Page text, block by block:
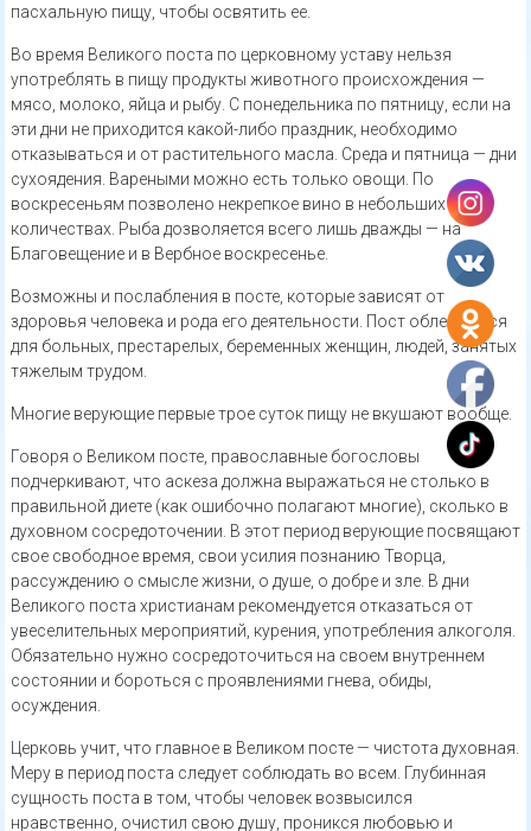
пасхальную пищу, чтобы освятить ее.
Во время Великого поста по церковному уставу нельзя
употреблять в пищу продукты животного происхождения —
мясо, молоко, яйца и рыбу. С понедельника по пятницу, если на
эти дни не приходится какой-либо праздник, необходимо
отказываться и от растительного масла. Среда и пятница — дни
сухоядения. Вареными можно есть только овощи. По
воскресеньям позволено некрепкое вино в небольших
количествах. Рыба дозволяется всего лишь дважды — на
Благовещение и в Вербное воскресенье.
Возможны и послабления в посте, которые зависят от
здоровья человека и рода его деятельности. Пост облегчается
для больных, престарелых, беременных женщин, людей, занятых
тяжелым трудом.
Многие верующие первые трое суток пищу не вкушают вообще.
Говоря о Великом посте, православные богословы
подчеркивают, что аскеза должна выражаться не столько в
правильной диете (как ошибочно полагают многие), сколько в
духовном сосредоточении. В этот период верующие посвящают
свое свободное время, свои усилия познанию Творца,
рассуждению о смысле жизни, о душе, о добре и зле. В дни
Великого поста христианам рекомендуется отказаться от
увеселительных мероприятий, курения, употребления алкоголя.
Обязательно нужно сосредоточиться на своем внутреннем
состоянии и бороться с проявлениями гнева, обиды,
осуждения.
Церковь учит, что главное в Великом посте — чистота духовная.
Меру в период поста следует соблюдать во всем. Глубинная
сущность поста в том, чтобы человек возвысился
нравственно, очистил свою душу, проникся любовью и